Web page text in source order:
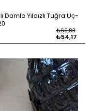
Damla Yıldızlı Tuğra Uç
₺54,17
₺65,83